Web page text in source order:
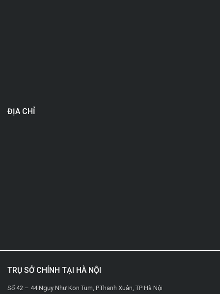
ĐỊA CHỈ
TRỤ SỞ CHÍNH TẠI HÀ NỘI
Số 42 – 44 Ngụy Như Kon Tum, P.Thanh Xuân, TP Hà Nội